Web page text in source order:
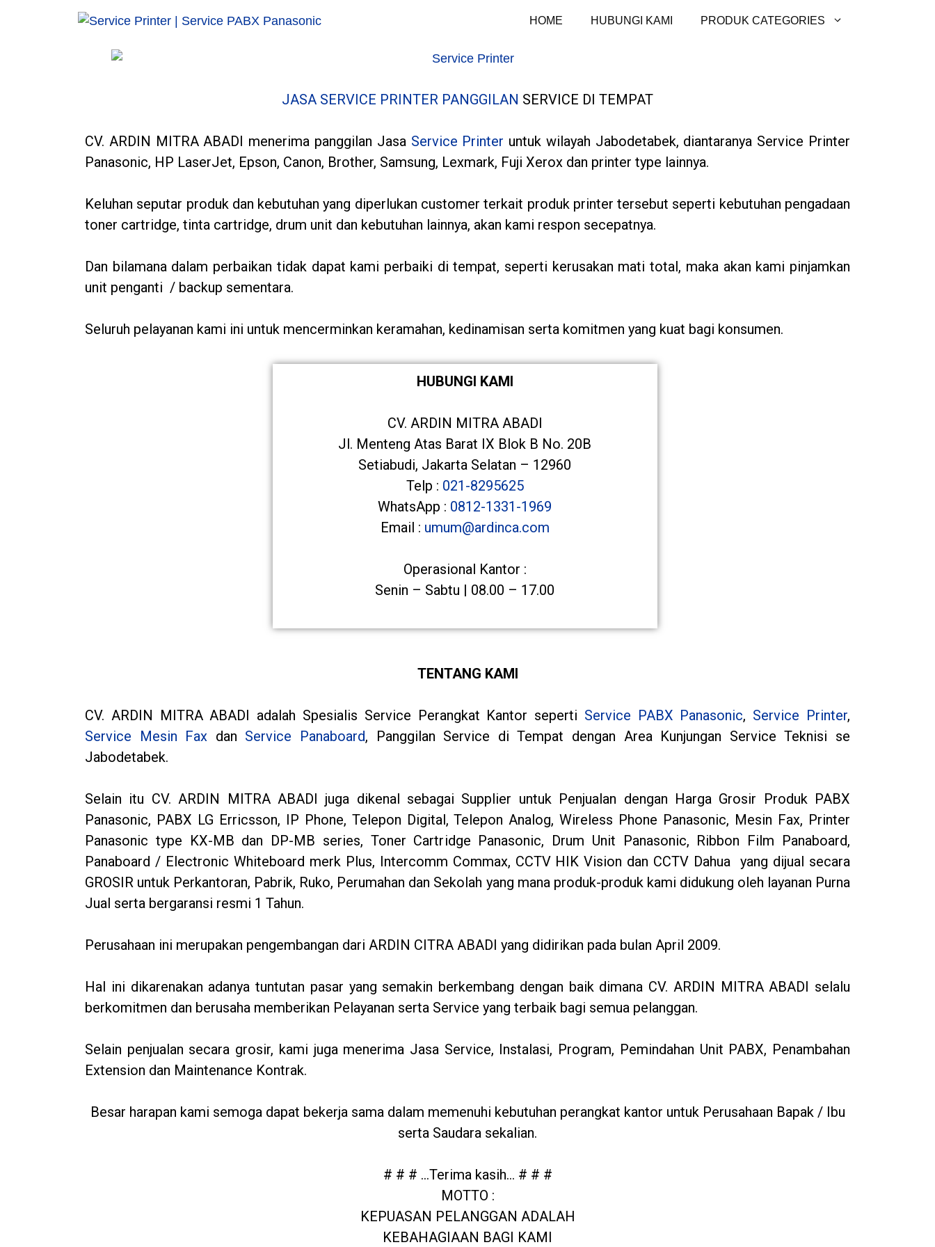
HOME HUBUNGI KAMI PRODUK CATEGORIES
JASA SERVICE PRINTER PANGGILAN SERVICE DI TEMPAT
CV. ARDIN MITRA ABADI menerima panggilan Jasa Service Printer untuk wilayah Jabodetabek, diantaranya Service Printer
Panasonic, HP LaserJet, Epson, Canon, Brother, Samsung, Lexmark, Fuji Xerox dan printer type lainnya.
Keluhan seputar produk dan kebutuhan yang diperlukan customer terkait produk printer tersebut seperti kebutuhan pengadaan
toner cartridge, tinta cartridge, drum unit dan kebutuhan lainnya, akan kami respon secepatnya.
Dan bilamana dalam perbaikan tidak dapat kami perbaiki di tempat, seperti kerusakan mati total, maka akan kami pinjamkan
unit penganti / backup sementara.
Seluruh pelayanan kami ini untuk mencerminkan keramahan, kedinamisan serta komitmen yang kuat bagi konsumen.
HUBUNGI KAMI
CV. ARDIN MITRA ABADI
Jl. Menteng Atas Barat IX Blok B No. 20B
Setiabudi, Jakarta Selatan – 12960
Telp : 021-8295625
WhatsApp : 0812-1331-1969
Email : umum@ardinca.com
Operasional Kantor :
Senin – Sabtu | 08.00 – 17.00
TENTANG KAMI
CV. ARDIN MITRA ABADI adalah Spesialis Service Perangkat Kantor seperti Service PABX Panasonic, Service Printer,
Service Mesin Fax dan Service Panaboard, Panggilan Service di Tempat dengan Area Kunjungan Service Teknisi se
Jabodetabek.
Selain itu CV. ARDIN MITRA ABADI juga dikenal sebagai Supplier untuk Penjualan dengan Harga Grosir Produk PABX
Panasonic, PABX LG Erricsson, IP Phone, Telepon Digital, Telepon Analog, Wireless Phone Panasonic, Mesin Fax, Printer
Panasonic type KX-MB dan DP-MB series, Toner Cartridge Panasonic, Drum Unit Panasonic, Ribbon Film Panaboard,
Panaboard / Electronic Whiteboard merk Plus, Intercomm Commax, CCTV HIK Vision dan CCTV Dahua yang dijual secara
GROSIR untuk Perkantoran, Pabrik, Ruko, Perumahan dan Sekolah yang mana produk-produk kami didukung oleh layanan Purna
Jual serta bergaransi resmi 1 Tahun.
Perusahaan ini merupakan pengembangan dari ARDIN CITRA ABADI yang didirikan pada bulan April 2009.
Hal ini dikarenakan adanya tuntutan pasar yang semakin berkembang dengan baik dimana CV. ARDIN MITRA ABADI selalu
berkomitmen dan berusaha memberikan Pelayanan serta Service yang terbaik bagi semua pelanggan.
Selain penjualan secara grosir, kami juga menerima Jasa Service, Instalasi, Program, Pemindahan Unit PABX, Penambahan
Extension dan Maintenance Kontrak.
Besar harapan kami semoga dapat bekerja sama dalam memenuhi kebutuhan perangkat kantor untuk Perusahaan Bapak / Ibu
serta Saudara sekalian.
# # # …Terima kasih… # # #
MOTTO :
KEPUASAN PELANGGAN ADALAH
KEBAHAGIAAN BAGI KAMI